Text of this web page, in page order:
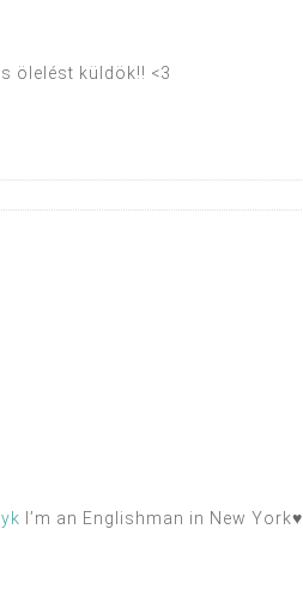
ölelést küldök!! <3
I’m an Englishman in New York♥